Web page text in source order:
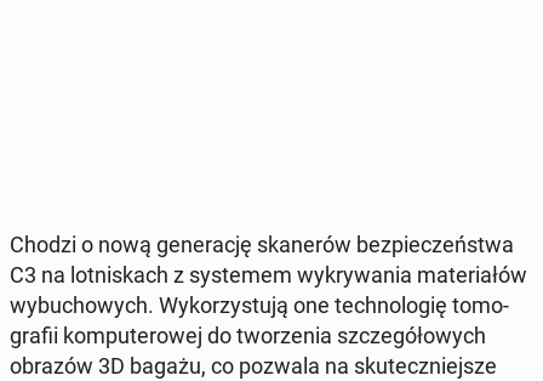
Chodzi o nową ge­ne­ra­cję ska­ne­rów bez­pie­czeń­stwa
C3 na lot­ni­skach z sys­te­mem wy­kry­wa­nia ma­te­ria­łów
wy­bu­cho­wych. Wy­ko­rzy­stu­ją one tech­no­lo­gię to­mo­
gra­fii kom­pu­te­ro­wej do two­rze­nia szcze­gó­ło­wych
obrazów 3D bagażu, co pozwala na sku­tecz­niej­sze